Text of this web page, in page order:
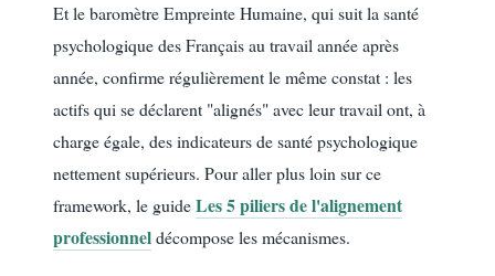
Et le baromètre Empreinte Humaine, qui suit la santé
psychologique des Français au travail année après
année, confirme régulièrement le même constat : les
actifs qui se déclarent "alignés" avec leur travail ont, à
charge égale, des indicateurs de santé psychologique
nettement supérieurs. Pour aller plus loin sur ce
framework, le guideLes 5 piliers de l'alignement
professionneldécompose les mécanismes.